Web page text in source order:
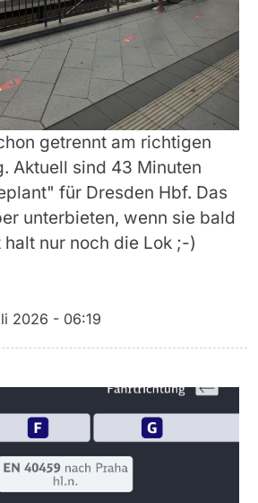
getrennt am richtigen
Aktuell sind 43 Minuten
für Dresden Hbf. Das
unterbieten, wenn sie bald
halt nur noch die Lok ;-)
2026 - 06:19